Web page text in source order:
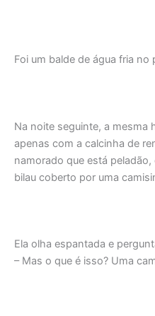
Foi um balde de água fria no
Na noite seguinte, a mesma
apenas com a calcinha de
namorado que está
bilau coberto por uma
Ela olha espantada e
– Mas o que é isso? Uma